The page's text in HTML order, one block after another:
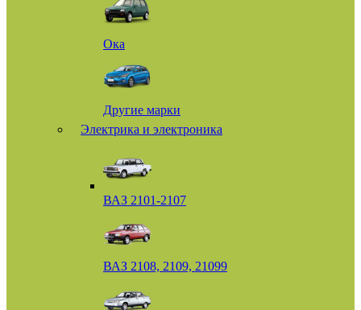
Ока
Другие марки
Электрика и электроника
ВАЗ 2101-2107
ВАЗ 2108, 2109, 21099